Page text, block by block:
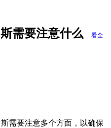
需要注意什么 看全
需要注意多个方面，以确保